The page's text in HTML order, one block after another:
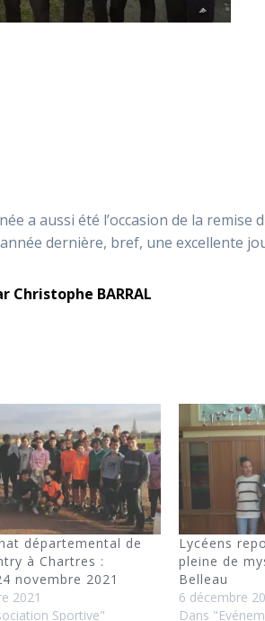
a aussi été l’occasion de la
dernière, bref, une excellente
Christophe BARRAL
départemental de
à Chartres :
novembre 2021
2021
Sportive"
Lycéens
pleine de
Belleau
6 décembre
Dans